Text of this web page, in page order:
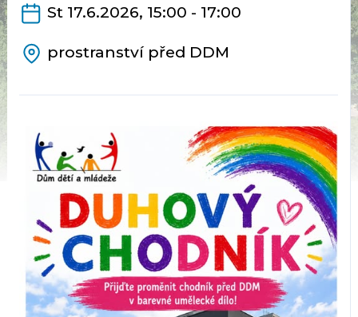
St 17.6.2026, 15:00 - 17:00
prostranství před DDM